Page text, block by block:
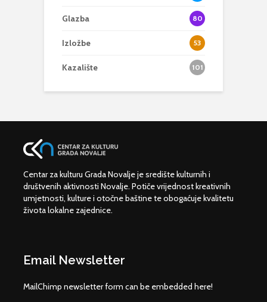
Glazba 80
Izložbe 53
Kazalište 101
Centar za kulturu Grada Novalje je središte kulturnih i
društvenih aktivnosti Novalje. Potiče vrijednost kreativnih
umjetnosti, kulture i otočne baštine te obogaćuje kvalitetu
života lokalne zajednice.
Email Newsletter
MailChimp newsletter form can be embedded here!